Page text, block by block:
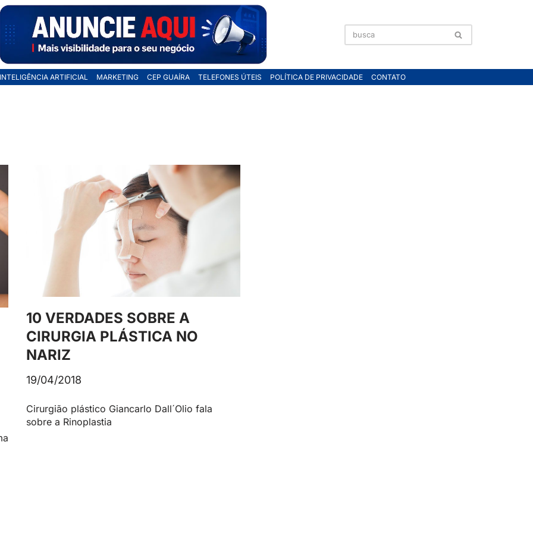
INTELIGÊNCIA ARTIFICIAL MARKETING CEP GUAÍRA TELEFONES ÚTEIS POLÍTICA DE PRIVACIDADE CONTATO
10 VERDADES SOBRE A
CIRURGIA PLÁSTICA NO
NARIZ
19/04/2018
Cirurgião plástico Giancarlo Dall´Olio fala
sobre a Rinoplastia